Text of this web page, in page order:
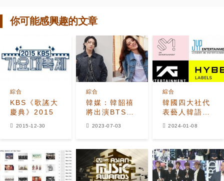
你可能感興趣的文章
KBS《歌謠大
慶典》2015
綜合
2015-12-30
韓媒：韓韶禧
將出演BTS田
綜合
2023-07-03
韓國四大社代
表藝人韓語歌
可憐！
綜合
2024-01-08